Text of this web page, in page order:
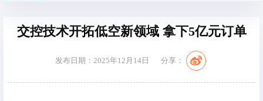
交控技术开拓低空新领域 拿下5亿元订单
发布日期：2025年12月14日 分享：